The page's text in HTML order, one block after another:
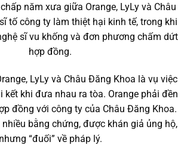
năm xưa giữa Orange, LyLy và Châu
tố công ty làm thiệt hại kinh tế, trong khi
sĩ vu khống và đơn phương chấm dứt
hợp đồng.
LyLy và Châu Đăng Khoa là vụ việc
kết khi đưa nhau ra tòa. Orange phải đền
đồng với công ty của Châu Đăng Khoa.
bằng chứng, được khán giả ủng hộ,
nhưng “đuối” về pháp lý.